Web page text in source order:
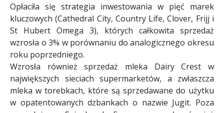
Opłaciła się strategia inwestowania w pięć marek
kluczowych (Cathedral City, Country Life, Clover, Frijj i
St Hubert Omega 3), których całkowita sprzedaż
wzrosła o 3% w porównaniu do analogicznego okresu
roku poprzedniego.
Wzrosła również sprzedaż mleka Dairy Crest w
największych sieciach supermarketów, a zwłaszcza
mleka w torebkach, które są sprzedawane do użytku
w opatentowanych dzbankach o nazwie Jugit. Poza